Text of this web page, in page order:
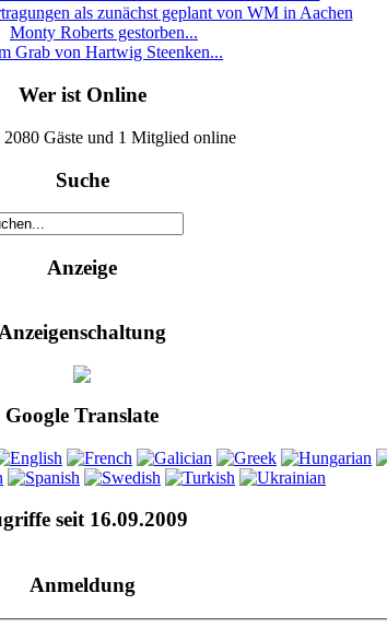
als zunächst geplant von WM in Aachen
Monty Roberts gestorben...
Grab von Hartwig Steenken...
Wer ist Online
2080 Gäste und 1 Mitglied online
Suche
Anzeige
Google Translate
seit 16.09.2009
Anmeldung